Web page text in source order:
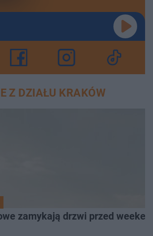
Z DZIAŁU KRAKÓW
zamykają drzwi przed